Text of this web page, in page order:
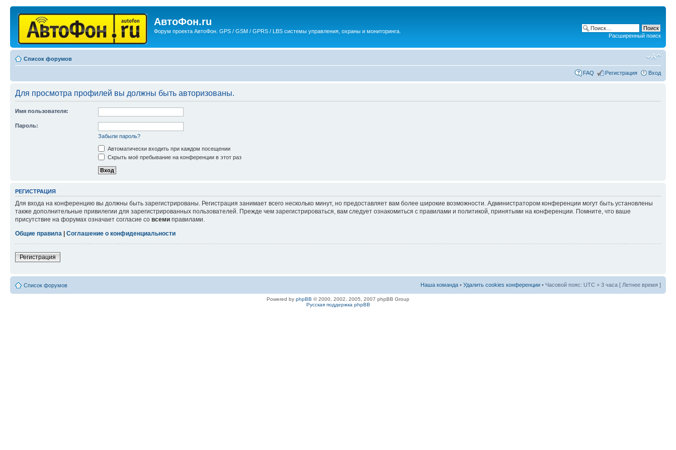
АвтоФон.ru
Форум проекта АвтоФон. GPS / GSM / GPRS / LBS системы управления, охраны и мониторинга.
Расширенный поиск
Список форумов
FAQ Регистрация Вход
Для просмотра профилей вы должны быть авторизованы.
Имя пользователя:
Пароль:
Забыли пароль?
Автоматически входить при каждом посещении
Скрыть моё пребывание на конференции в этот раз
РЕГИСТРАЦИЯ
Для входа на конференцию вы должны быть зарегистрированы. Регистрация занимает всего несколько минут, но предоставляет вам более широкие возможности. Администратором конференции могут быть установлены
также дополнительные привилегии для зарегистрированных пользователей. Прежде чем зарегистрироваться, вам следует ознакомиться с правилами и политикой, принятыми на конференции. Помните, что ваше
присутствие на форумах означает согласие со всеми правилами.
Общие правила | Соглашение о конфиденциальности
Регистрация
Список форумов Наша команда • Удалить cookies конференции • Часовой пояс: UTC + 3 часа [ Летнее время ]
Powered by phpBB © 2000, 2002, 2005, 2007 phpBB Group
Русская поддержка phpBB